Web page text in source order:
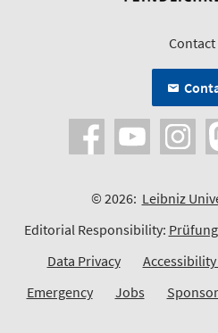
Contact
© 2026: Leibniz
Editorial Responsibility:
Data Privacy
Emergency
Jobs